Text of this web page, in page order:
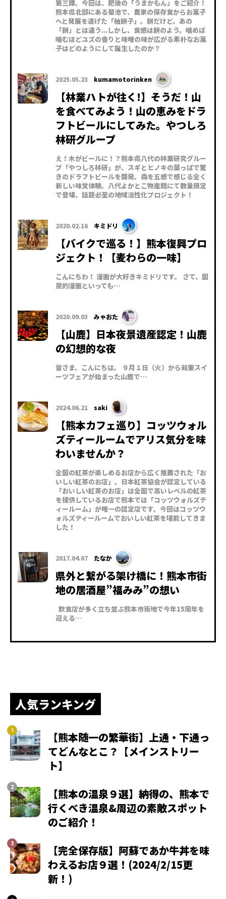
第三譚。今回は、肥後の「うまかもん」をご紹介！
熊本県北部にある菊池で、農家の保存食からお菓子
へと発展を遂げた「柚餅子」。餅だけど、あの
「餅」とは違う...しかし、食感は餅のよう。噛めば
噛むほどユズの香りと味噌の味が広がる素朴なお菓
子はどのようにして誕生したのか？
2025.05.23 kumamotorinken
【林業ハトが往く!】そうだ！山
を食べてみよう！山の恵みをドラ
フトビールにしてみた。やつしろ
林研グループ
え！木がビールに！？熊本県八代の林業研究グルー
プ「やつしろ林研」が、スギとヒノキの葉っぱで驚
きのドラフトビールを開発。森を五感で感じる全く
新しい味覚体験。八代よかとこ物産館にて数量限定
で登場、話題必至の地域活性化プロジェクト！
2020.02.16 キミドリ
【バイクで巡る！】熊本復興プロ
ジェクト！【麦わらの一味】
こんにちわ！ 漫画が大好きキミドリです。 さて、国
民的漫画といっても…
2020.09.03 みゃおた
【山鹿】日本夜景遺産認定！山鹿
の幻想的な夜
皆さま、こんにちは。 ９月１日（火）から和栗スイ
ーツフェアが始まった山鹿で…
2024.06.21 saki
【熊本カフェ巡り】コッツウォル
ズティールームでアリス気分を味
わいませんか？
全国の紅茶が楽しめるお店から広く推薦された「お
いしい紅茶のお店」。日本紅茶協会が認定している
「おいしい紅茶のお店」は全国で高いレベルの紅茶
を提供しているお店で熊本では「コッツウォルズテ
ィールーム」が唯一の認定店です。今回はコッツウ
ォルズティールームでおいしい紅茶を堪能してきま
した！
2017.04.07 たなか
県外と繋がる架け橋に！熊本市街
地の居酒屋”福みみ”の想い
飲食店が多く立ち並ぶ熊本市街地で今年15周年を
迎える…
人気ランキング
【熊本随一の繁華街】上通・下通っ
てどんなとこ？【メインストリー
ト】
【熊本の温泉９選】納得の、熊本で
行くべき温泉&周辺の素敵スポット
のご紹介！
【完全保存版】阿蘇であか牛丼を味
わえるお店９選！(2024/2/15更
新！)